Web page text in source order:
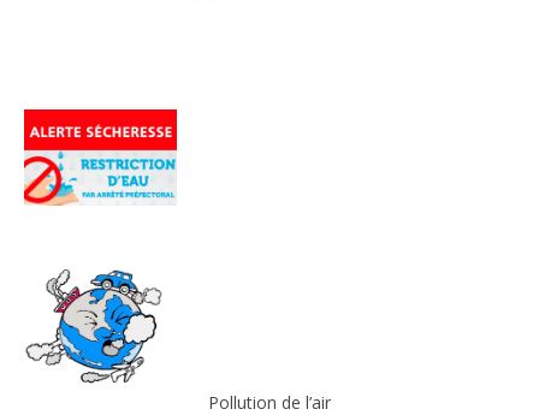
Pollution de l’air